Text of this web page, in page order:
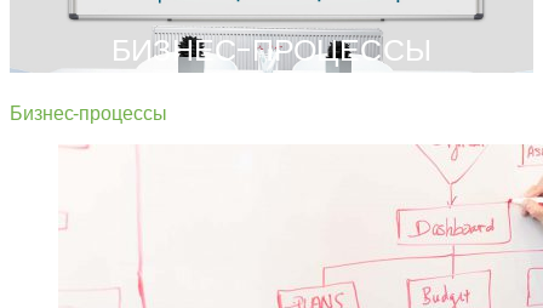
БИЗНЕС-ПРОЦЕССЫ
Бизнес-процессы